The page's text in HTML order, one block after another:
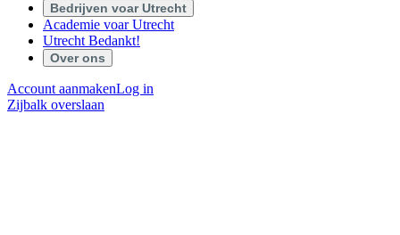
Bedrijven voar Utrecht
Academie voar Utrecht
Utrecht Bedankt!
Over ons
Account aanmakenLog in
Zijbalk overslaan